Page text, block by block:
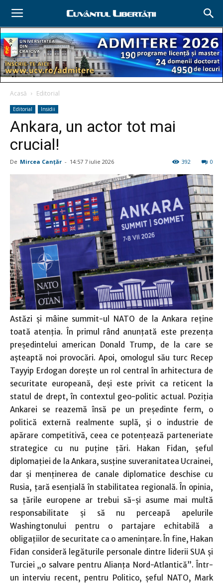
Acasă Editorial
Editorial Insidii
Ankara, un actor tot mai
crucial!
De Mircea Canţăr - 14:57 7 iulie 2026 0
392
Astăzi şi mâine summit-ul NATO de la Ankara reţine
toată atenţia. În primul rând anunţată este prezenţa
preşedintelui american Donald Trump, de la care se
aşteaptă noi provocări. Apoi, omologul său turc Recep
Tayyip Erdogan doreşte un rol central în arhitectura de
securitate europeană, deşi este privit ca reticent la
statul de drept, în contextul geo-politic actual. Poziţia
Ankarei se reazemă însă pe un preşedinte ferm, o
politică externă realmente suplă, şi o industrie de
apărare competitivă, ceea ce potenţează parteneriate
strategice cu nu puţine ţări. Hakan Fidan, şeful
diplomaţiei de la Ankara, susţine suveranitatea Ucrainei,
dar şi menţinerea de canale diplomatice deschise cu
Rusia, ţară esenţială în stabilitatea regională. În opinia,
sa ţările europene ar trebui să-şi asume mai multă
responsabilitate şi să nu perceapă apelurile
Washingtonului pentru o partajare echitabilă a
obligaţiilor de securitate ca o ameninţare. În fine, Hakan
Fidan consideră legăturile personale dintre liderii SUA şi
Turciei „o salvare pentru Alianţa Nord-Atlantică”. Într-
un interviu recent, pentru Politico, şeful NATO, Mark